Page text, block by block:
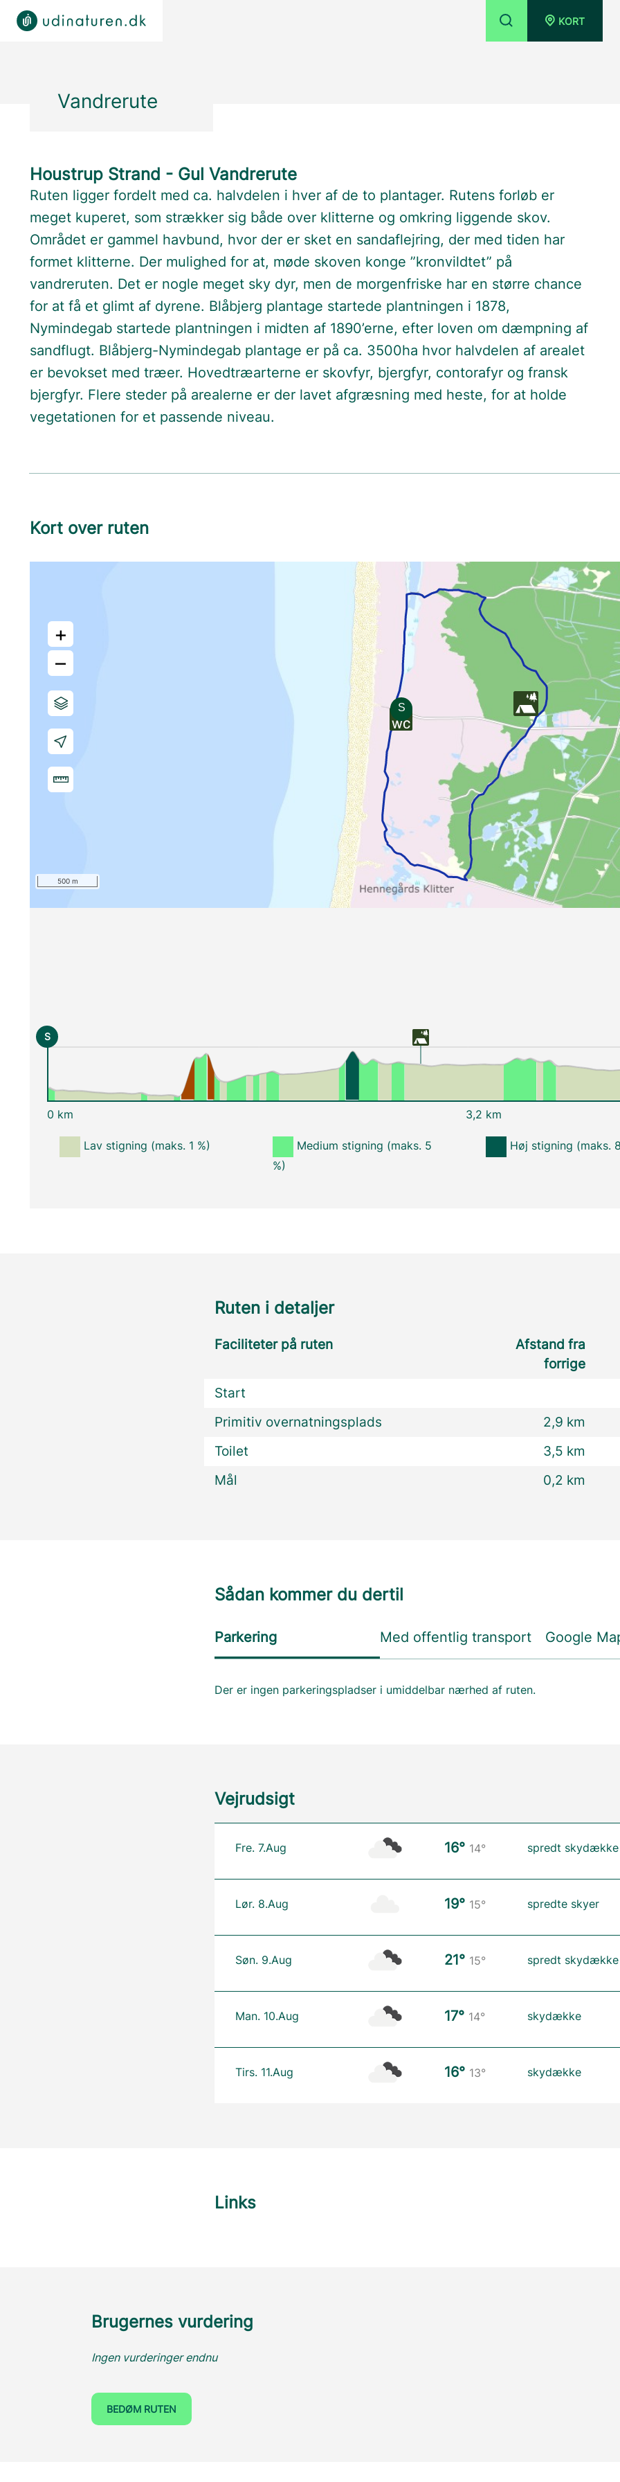
KORT
Vandrerute
Houstrup Strand - Gul Vandrerute
Ruten ligger fordelt med ca. halvdelen i hver af de to plantager. Rutens forløb er
meget kuperet, som strækker sig både over klitterne og omkring liggende skov.
Området er gammel havbund, hvor der er sket en sandaflejring, der med tiden har
formet klitterne. Der mulighed for at, møde skoven konge ”kronvildtet” på
vandreruten. Det er nogle meget sky dyr, men de morgenfriske har en større chance
for at få et glimt af dyrene. Blåbjerg plantage startede plantningen i 1878,
Nymindegab startede plantningen i midten af 1890’erne, efter loven om dæmpning af
sandflugt. Blåbjerg-Nymindegab plantage er på ca. 3500ha hvor halvdelen af arealet
er bevokset med træer. Hovedtræarterne er skovfyr, bjergfyr, contorafyr og fransk
bjergfyr. Flere steder på arealerne er der lavet afgræsning med heste, for at holde
vegetationen for et passende niveau.
Kort over ruten
+
–
500 m
S
0 km 3,2 km
Lav stigning (maks. 1 %)
Medium stigning (maks. 5
%)
Høj stigning (maks.
Ruten i detaljer
Faciliteter på ruten
Afstand fra
forrige
Start
Primitiv overnatningsplads
2,9 km
Toilet
3,5 km
Mål
0,2 km
Sådan kommer du dertil
Parkering Med offentlig transport Google
Der er ingen parkeringspladser i umiddelbar nærhed af ruten.
Vejrudsigt
Fre. 7.Aug 16° 14° spredt skydække
Lør. 8.Aug 19° 15° spredte skyer
Søn. 9.Aug 21° 15° spredt skydække
Man. 10.Aug 17° 14° skydække
Tirs. 11.Aug 16° 13° skydække
Links
Brugernes vurdering
Ingen vurderinger endnu
BEDØM RUTEN